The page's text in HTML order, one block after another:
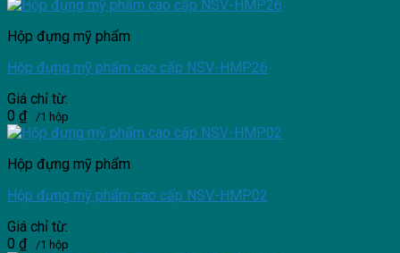
Hộp đựng mỹ phẩm
Hộp đựng mỹ phẩm cao cấp NSV-HMP26
Giá chỉ từ:
0 ₫ /1 hộp
Hộp đựng mỹ phẩm
Hộp đựng mỹ phẩm cao cấp NSV-HMP02
Giá chỉ từ:
0 ₫ /1 hộp